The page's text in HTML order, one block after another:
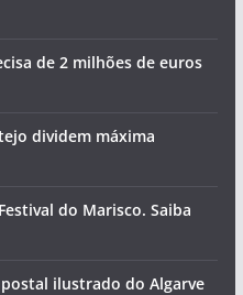
de 2 milhões de euros
dividem máxima
do Marisco. Saiba
ilustrado do Algarve